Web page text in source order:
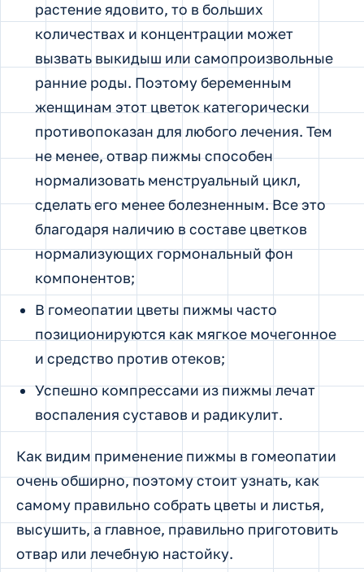
растение ядовито, то в больших
количествах и концентрации может
вызвать выкидыш или самопроизвольные
ранние роды. Поэтому беременным
женщинам этот цветок категорически
противопоказан для любого лечения. Тем
не менее, отвар пижмы способен
нормализовать менструальный цикл,
сделать его менее болезненным. Все это
благодаря наличию в составе цветков
нормализующих гормональный фон
компонентов;
В гомеопатии цветы пижмы часто
позиционируются как мягкое мочегонное
и средство против отеков;
Успешно компрессами из пижмы лечат
воспаления суставов и радикулит.
Как видим применение пижмы в гомеопатии
очень обширно, поэтому стоит узнать, как
самому правильно собрать цветы и листья,
высушить, а главное, правильно приготовить
отвар или лечебную настойку.